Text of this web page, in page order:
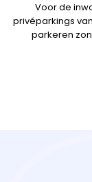
Voor de
privéparkings
parkeren